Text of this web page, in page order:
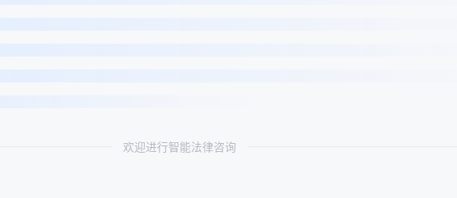
欢迎进行智能法律咨询